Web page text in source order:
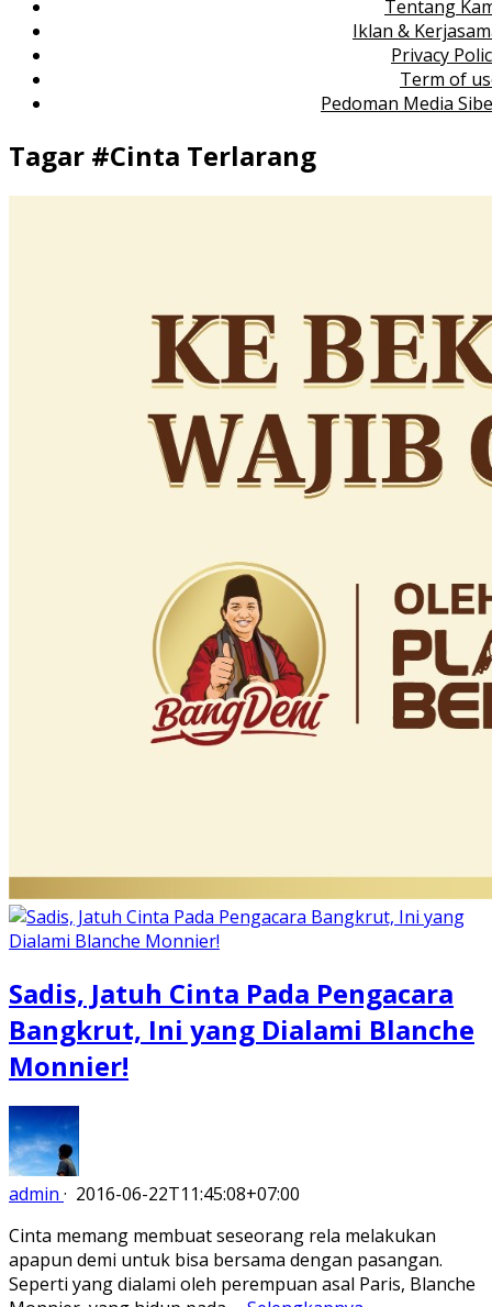
Tentang
Iklan &
Privacy
Term of
Pedoman Media
Tagar #Cinta Terlarang
Sadis, Jatuh Cinta Pada Pengacara
Bangkrut, Ini yang Dialami Blanche
Monnier!
admin · 2016-06-22T11:45:08+07:00
Cinta memang membuat seseorang rela melakukan
apapun demi untuk bisa bersama dengan pasangan.
Seperti yang dialami oleh perempuan asal Paris, Blanche